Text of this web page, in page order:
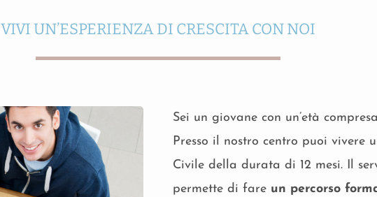
VIVI UN’ESPERIENZA DI CRESCITA CON NOI
Sei un giovane con un’età
Presso il nostro centro puoi vivere
Civile della durata di 12 mesi. Il
permette di fare un percorso